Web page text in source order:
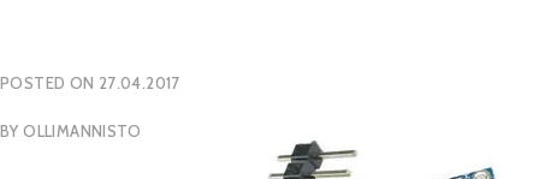
POSTED ON 27.04.2017
BYOLLIMANNISTO